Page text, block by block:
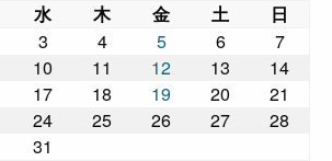
水 木 金 土
日
3 4 5 6
7
10 11 12 13
14
17 18 19 20
21
24 25 26 27
28
31